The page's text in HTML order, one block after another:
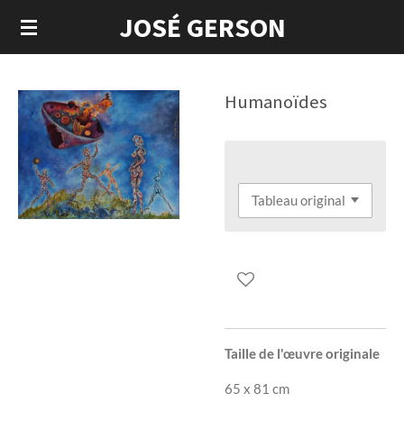
Passer
au
JOSÉ GERSON
Humanoïdes
Taille de l'œuvre originale
65 x 81 cm